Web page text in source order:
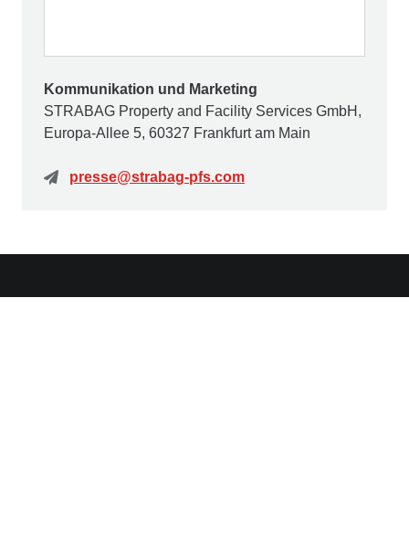
Kommunikation und Marketing
STRABAG Property and Facility Services GmbH,
Europa-Allee 5, 60327 Frankfurt am Main
presse@strabag-pfs.com